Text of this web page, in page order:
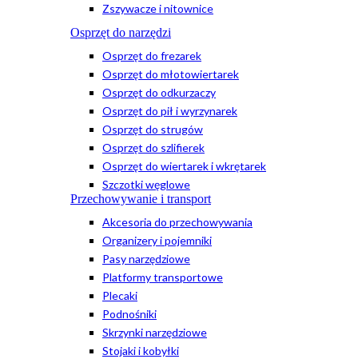
Zszywacze i nitownice
Osprzęt do narzędzi
Osprzęt do frezarek
Osprzęt do młotowiertarek
Osprzęt do odkurzaczy
Osprzęt do pił i wyrzynarek
Osprzęt do strugów
Osprzęt do szlifierek
Osprzęt do wiertarek i wkrętarek
Szczotki węglowe
Przechowywanie i transport
Akcesoria do przechowywania
Organizery i pojemniki
Pasy narzędziowe
Platformy transportowe
Plecaki
Podnośniki
Skrzynki narzędziowe
Stojaki i kobyłki